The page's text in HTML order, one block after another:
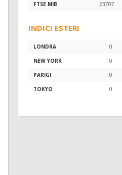
FTSE MIB
23707
INDICI ESTERI
LONDRA 0
NEW YORK
0
PARIGI
0
TOKYO
0